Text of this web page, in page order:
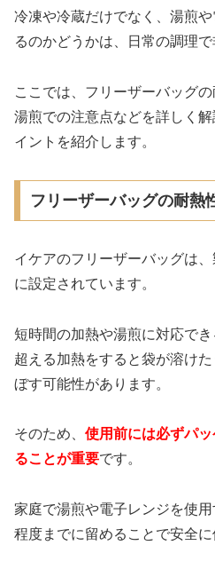
冷凍や冷蔵だけでなく、湯煎
るのかどうかは、日常の調理で
ここでは、フリーザーバッグ
湯煎での注意点などを詳しく
イントを紹介します。
フリーザーバッグの耐熱
イケアのフリーザーバッグは
に設定されています。
短時間の加熱や湯煎に対応で
超える加熱をすると袋が溶け
ぼす可能性があります。
そのため、 使用前には必ずパ
ることが重要です。
家庭で湯煎や電子レンジを使
程度までに留めることで安全に